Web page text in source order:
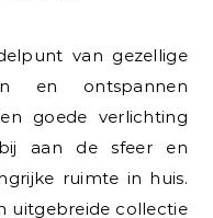
en ontspannen
goede verlichting
aan de sfeer en
ruimte in huis.
uitgebreide collectie